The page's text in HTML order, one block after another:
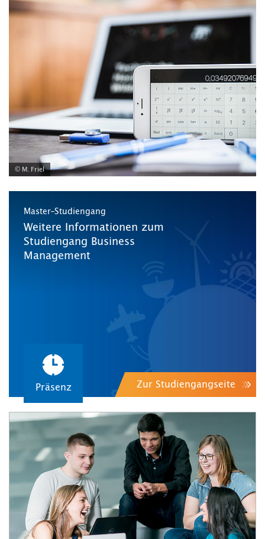
© M. Friel
Präsenz
Master-Studiengang
Weitere Informationen zum
Studiengang Business
Management
Zur Studiengangseite